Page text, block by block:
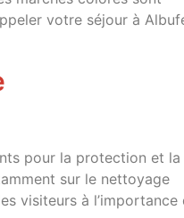
votre séjour à
pour la protection et la
sur le nettoyage
visiteurs à l’importance